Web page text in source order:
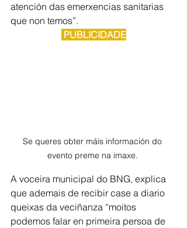
atención das emerxencias sanitarias
que non temos”.
PUBLICIDADE
Se queres obter máis información do
evento preme na imaxe.
A voceira municipal do BNG, explica
que ademais de recibir case a diario
queixas da veciñanza “moitos
podemos falar en primeira persoa de